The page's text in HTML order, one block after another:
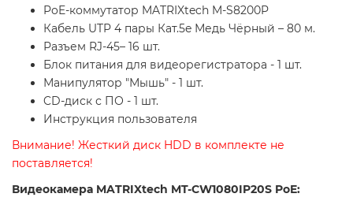
PoE-коммутатор MATRIXtech M-S8200P
Кабель UTP 4 пары Кат.5e Медь Чёрный – 80 м.
Разъем RJ-45– 16 шт.
Блок питания для видеорегистратора - 1 шт.
Манипулятор "Мышь" - 1 шт.
CD-диск с ПО - 1 шт.
Инструкция пользователя
Внимание! Жесткий диск HDD в комплекте не
поставляется!
Видеокамера MATRIXtech MT-CW1080IP20S PoE: